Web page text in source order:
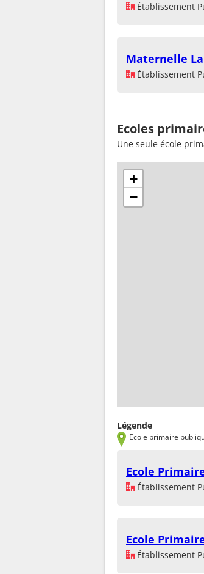
Établissement
Maternelle
Établissement
Ecoles
Une seule école
+
−
Légende
Ecole primaire
Ecole
Établissement
Ecole
Établissement